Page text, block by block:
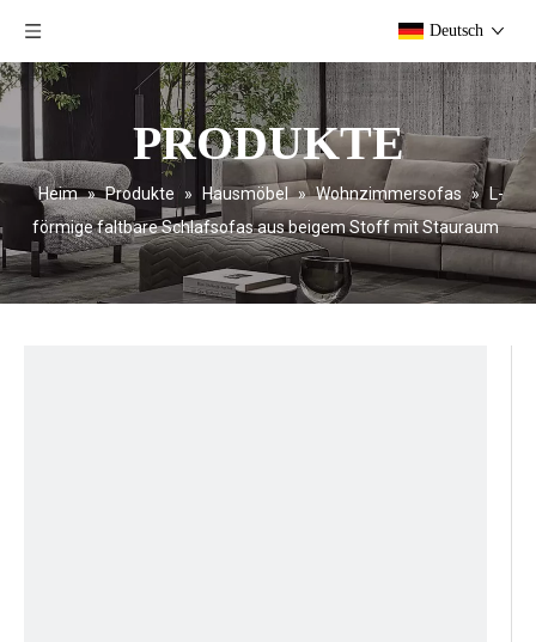
Deutsch
PRODUKTE
Heim » Produkte » Hausmöbel » Wohnzimmersofas » L-
förmige faltbare Schlafsofas aus beigem Stoff mit Stauraum